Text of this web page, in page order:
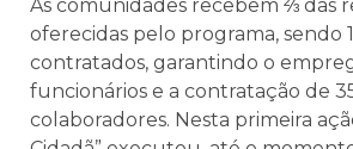
As comunidades recebem ⅔ das
oferecidas pelo programa, sendo
contratados, garantindo o empre
funcionários e a contratação de
colaboradores. Nesta primeira